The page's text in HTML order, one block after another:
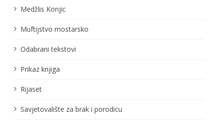
Medžlis Konjic
Muftijstvo mostarsko
Odabrani tekstovi
Prikaz knjiga
Rijaset
Savjetovalište za brak i porodicu